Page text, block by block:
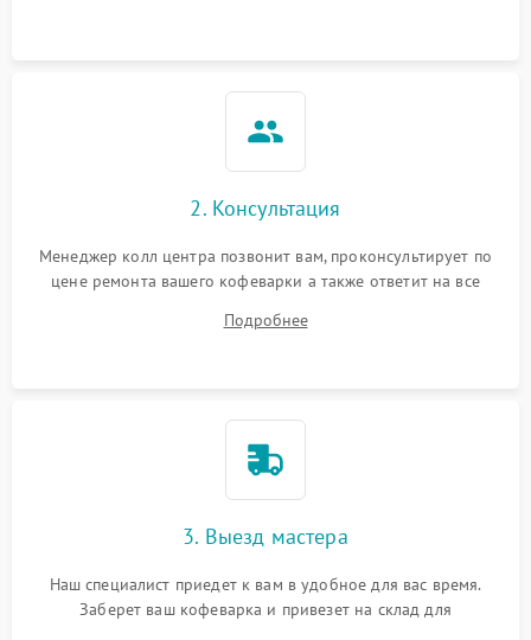
2. Консультация
Менеджер колл центра позвонит вам, проконсультирует по
цене ремонта вашего кофеварки а также ответит на все
Подробнее
3. Выезд мастера
Наш специалист приедет к вам в удобное для вас время.
Заберет ваш кофеварка и привезет на склад для